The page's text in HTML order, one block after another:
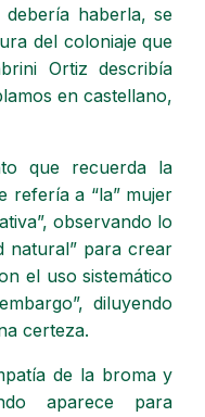
debería haberla, se
del coloniaje que
Ortiz describía
en castellano,
que recuerda la
refería a “la” mujer
observando lo
natural” para crear
el uso sistemático
diluyendo
certeza.
de la broma y
aparece para